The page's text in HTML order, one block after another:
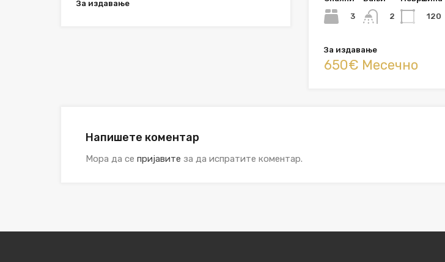
За издавање
3
2
120
За издавање
650€ Месечно
Напишете коментар
Мора да се пријавите за да испратите коментар.